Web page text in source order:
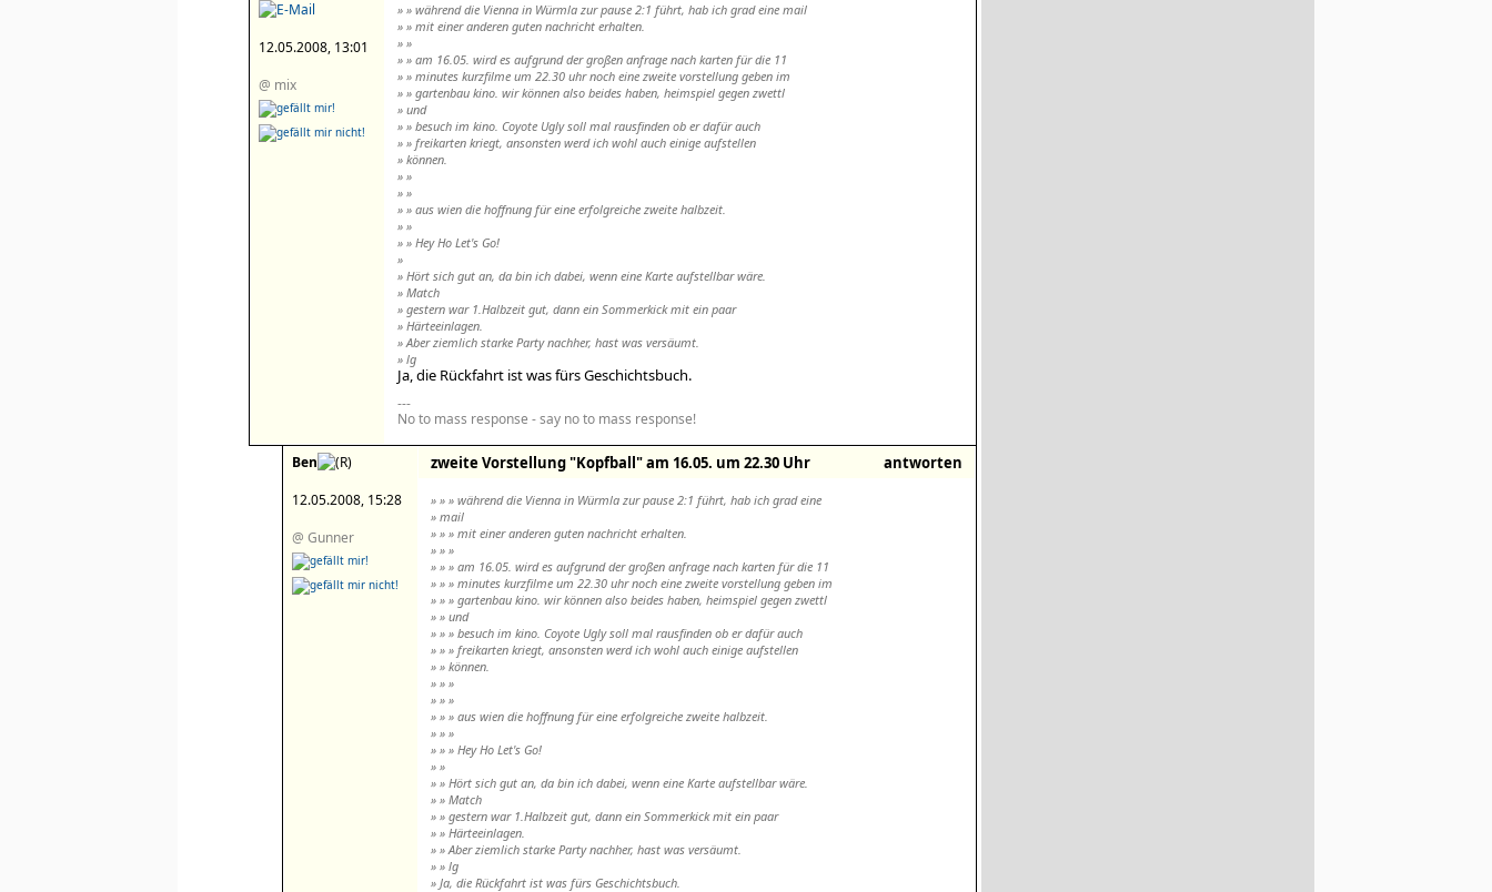
12.05.2008, 13:01
@ mix
» » während die Vienna in Würmla zur pause 2:1 führt, hab ich grad eine mail
» » mit einer anderen guten nachricht erhalten.
» »
» » am 16.05. wird es aufgrund der großen anfrage nach karten für die 11
» » minutes kurzfilme um 22.30 uhr noch eine zweite vorstellung geben im
» » gartenbau kino. wir können also beides haben, heimspiel gegen zwettl
» und
» » besuch im kino. Coyote Ugly soll mal rausfinden ob er dafür auch
» » freikarten kriegt, ansonsten werd ich wohl auch einige aufstellen
» können.
» »
» »
» » aus wien die hoffnung für eine erfolgreiche zweite halbzeit.
» »
» » Hey Ho Let's Go!
»
» Hört sich gut an, da bin ich dabei, wenn eine Karte aufstellbar wäre.
» Match
» gestern war 1.Halbzeit gut, dann ein Sommerkick mit ein paar
» Härteeinlagen.
» Aber ziemlich starke Party nachher, hast was versäumt.
» lg
Ja, die Rückfahrt ist was fürs Geschichtsbuch.
---
No to mass response - say no to mass response!
Ben
12.05.2008, 15:28
@ Gunner
zweite Vorstellung "Kopfball" am 16.05. um 22.30 Uhr antworten
» » » während die Vienna in Würmla zur pause 2:1 führt, hab ich grad eine
» mail
» » » mit einer anderen guten nachricht erhalten.
» » »
» » » am 16.05. wird es aufgrund der großen anfrage nach karten für die 11
» » » minutes kurzfilme um 22.30 uhr noch eine zweite vorstellung geben im
» » » gartenbau kino. wir können also beides haben, heimspiel gegen zwettl
» » und
» » » besuch im kino. Coyote Ugly soll mal rausfinden ob er dafür auch
» » » freikarten kriegt, ansonsten werd ich wohl auch einige aufstellen
» » können.
» » »
» » »
» » » aus wien die hoffnung für eine erfolgreiche zweite halbzeit.
» » »
» » » Hey Ho Let's Go!
» »
» » Hört sich gut an, da bin ich dabei, wenn eine Karte aufstellbar wäre.
» » Match
» » gestern war 1.Halbzeit gut, dann ein Sommerkick mit ein paar
» » Härteeinlagen.
» » Aber ziemlich starke Party nachher, hast was versäumt.
» » lg
» Ja, die Rückfahrt ist was fürs Geschichtsbuch.